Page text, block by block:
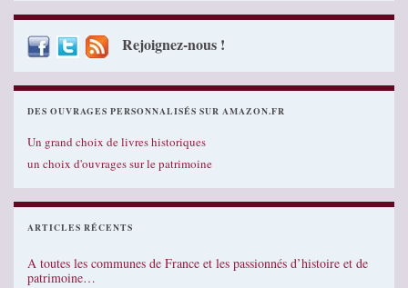
Rejoignez-nous !
DES OUVRAGES PERSONNALISÉS SUR AMAZON.FR
Un grand choix de livres historiques
un choix d'ouvrages sur le patrimoine
ARTICLES RÉCENTS
A toutes les communes de France et les passionnés d’histoire et de
patrimoine…